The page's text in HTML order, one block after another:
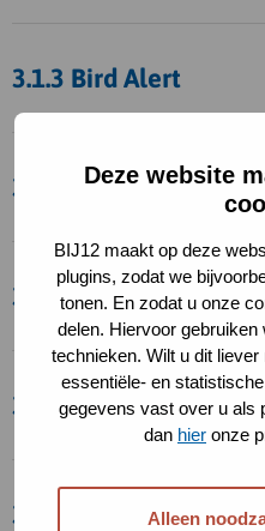
Deze website
BIJ12 maakt op deze
plugins, zodat we
tonen. En zodat u onze
delen. Hiervoor
technieken. Wilt u dit
essentiële- en
gegevens vast over u als
dan hier onze
Alleen
3.1.3 Bird Alert
3.2
3.2.1 Afdeknetten
3.2.2 Vliesdoek
3.3 Teelttechnische